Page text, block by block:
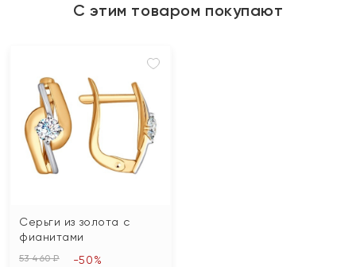
С этим товаром покупают
Серьги из золота с
фианитами
53 460 ₽ -50%